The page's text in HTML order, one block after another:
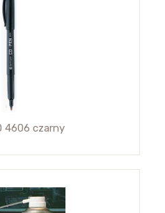
4606 czarny